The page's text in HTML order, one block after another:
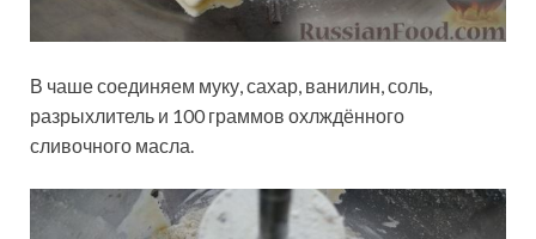
В чаше соединяем муку, сахар, ванилин, соль,
разрыхлитель и 100 граммов охлждённого
сливочного масла.